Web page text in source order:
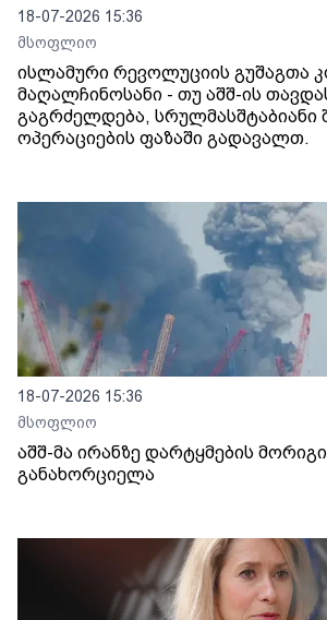
18-07-2026 15:36
მსოფლიო
ისლამური რევოლუციის გუშაგთა
მაღალჩინოსანი - თუ აშშ-ის
გაგრძელდება, სრულმასშტაბიანი
ოპერაციების ფაზაში გადავალთ.
18-07-2026 15:36
მსოფლიო
აშშ-მა ირანზე დარტყმების
განახორციელა